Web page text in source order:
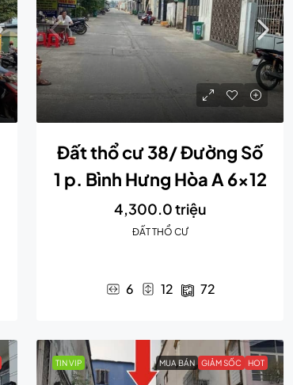
Đất thổ cư 38/ Đường Số
1 p. Bình Hưng Hòa A 6×12
4,300.0 triệu
ĐẤT THỔ CƯ
6 12 72
TIN VIP MUA BÁN GIẢM SỐC HOT